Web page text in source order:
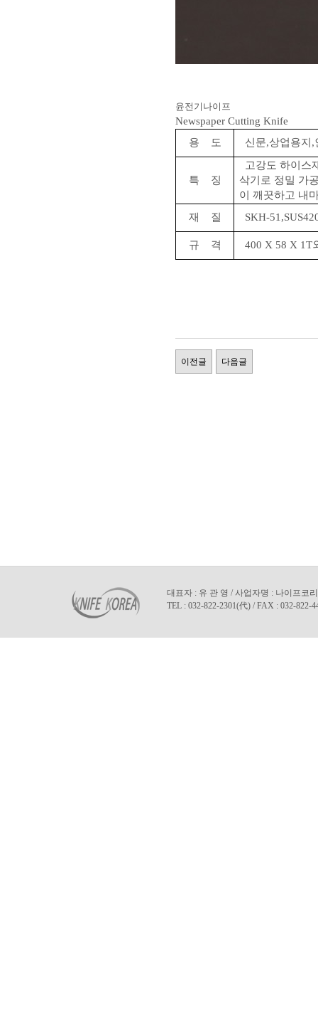
윤전기나이프
Newspaper Cutting Knife
용 도
신문,상업용지,
특 징
고강도 하이스
삭기로 정밀 가
이 깨끗하고 내
재 질
SKH-
규 격 400 X 58 X 1T
이전글 다음글
대표자 : 유 관 영 / 사업자명 : 나이프코
TEL : 032-822-2301(代) / FAX : 032-822-